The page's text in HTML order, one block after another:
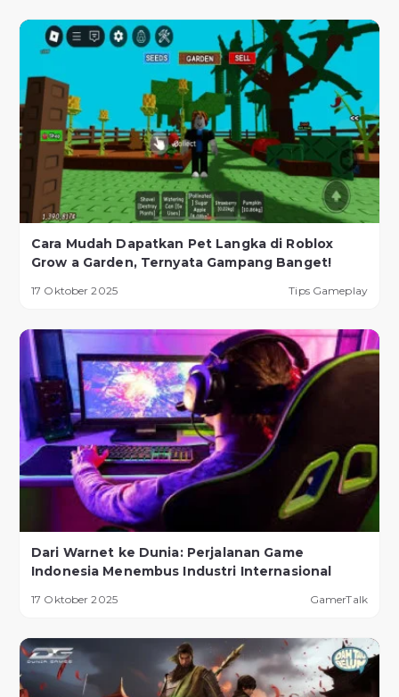
Cara Mudah Dapatkan Pet Langka di Roblox
Grow a Garden, Ternyata Gampang Banget!
17 Oktober 2025 Tips Gameplay
Dari Warnet ke Dunia: Perjalanan Game
Indonesia Menembus Industri Internasional
17 Oktober 2025 GamerTalk